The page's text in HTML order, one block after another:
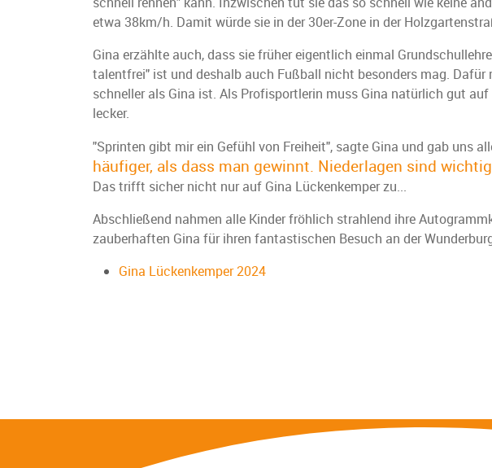
etwa 38km/h. Damit würde sie in der 30er-Zone in der
Gina erzählte auch, dass sie früher eigentlich einmal
talentfrei" ist und deshalb auch Fußball nicht besonders mag. Dafür
schneller als Gina ist. Als Profisportlerin muss Gina natürlich gut
lecker.
"Sprinten gibt mir ein Gefühl von Freiheit", sagte Gina und gab uns
häufiger, als dass man gewinnt. Niederlagen sind
Das trifft sicher nicht nur auf Gina Lückenkemper zu...
Abschließend nahmen alle Kinder fröhlich strahlend ihre
zauberhaften Gina für ihren fantastischen Besuch an der
Gina Lückenkemper 2024